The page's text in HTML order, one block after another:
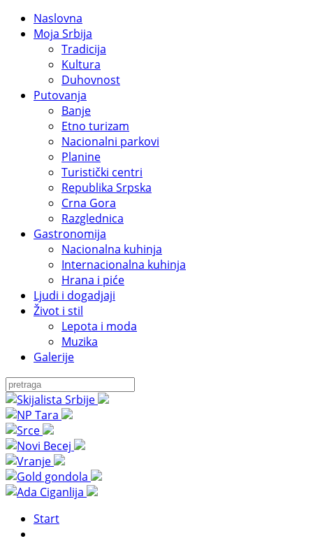
Naslovna
Moja Srbija
Tradicija
Kultura
Duhovnost
Putovanja
Banje
Etno turizam
Nacionalni parkovi
Planine
Turistički centri
Republika Srpska
Crna Gora
Razglednica
Gastronomija
Nacionalna kuhinja
Internacionalna kuhinja
Hrana i piće
Ljudi i dogadjaji
Život i stil
Lepota i moda
Muzika
Galerije
Start